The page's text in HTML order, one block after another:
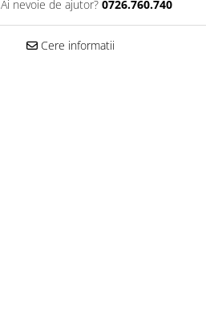
Ai nevoie de ajutor? 0726.760.740
Cere informatii